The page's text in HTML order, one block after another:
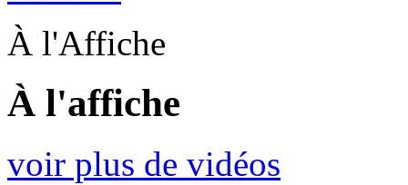
À l'Affiche
À l'affiche
voir plus de vidéos